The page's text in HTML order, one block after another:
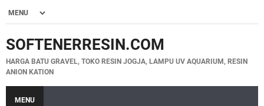
SOFTENERRESIN.COM
HARGA BATU GRAVEL, TOKO RESIN JOGJA, LAMPU UV AQUARIUM, RESIN
ANION KATION
MENU